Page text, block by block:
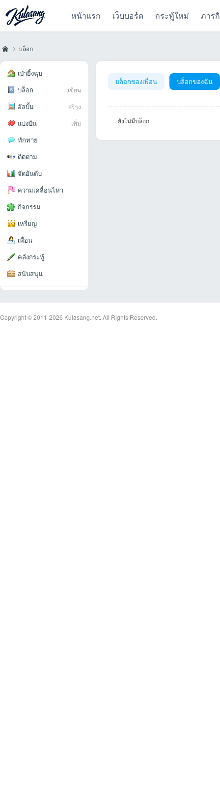
หน้าแรก เว็บบอร์ด กระทู้ใหม่ ภาร
Kul
an
›
บล็อก
เป่ายิ้งฉุบ
เขียน
บล็อก
สร้าง
อัลบั้ม
เพิ่ม
แบ่งปัน
ทักทาย
ติดตาม
จัดอันดับ
ความเคลื่อนไหว
กิจกรรม
เหรียญ
เพื่อน
คลังกระทู้
สนับสนุน
บล็อกของเพื่อน บล็อกของฉัน
ยังไม่มีบล็อก
Copyright © 2011-2026 Kulasang.net. All Rights Reserved.